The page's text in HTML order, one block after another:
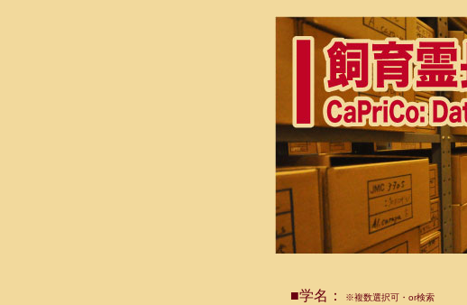
■学名： ※複数選択可・or検索